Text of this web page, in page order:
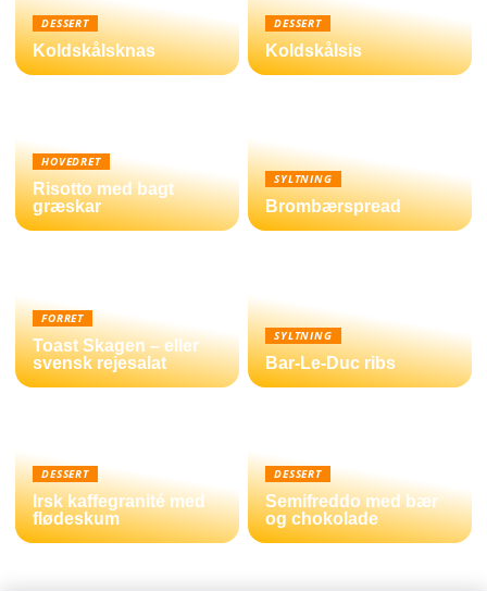
DESSERT
Koldskålsknas
DESSERT
Koldskålsis
HOVEDRET
Risotto med bagt
græskar
SYLTNING
Brombærspread
FORRET
Toast Skagen – eller
svensk rejesalat
SYLTNING
Bar-Le-Duc ribs
DESSERT
Irsk kaffegranité med
flødeskum
DESSERT
Semifreddo med bær
og chokolade